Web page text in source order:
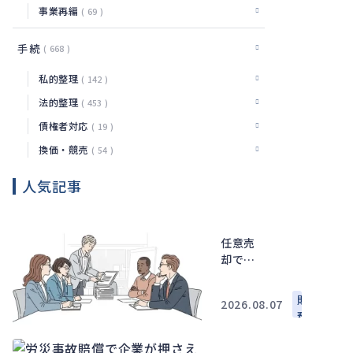
事業再編 69
手続 668
私的整理 142
法的整理 453
債権者対応 19
換価・競売 54
人気記事
任意売
却で連
う関わ
2026.08.07
財
務